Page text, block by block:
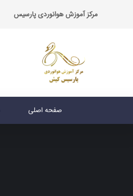
مرکز آموزش هوانوردی پارسیس
صفحه اصلی